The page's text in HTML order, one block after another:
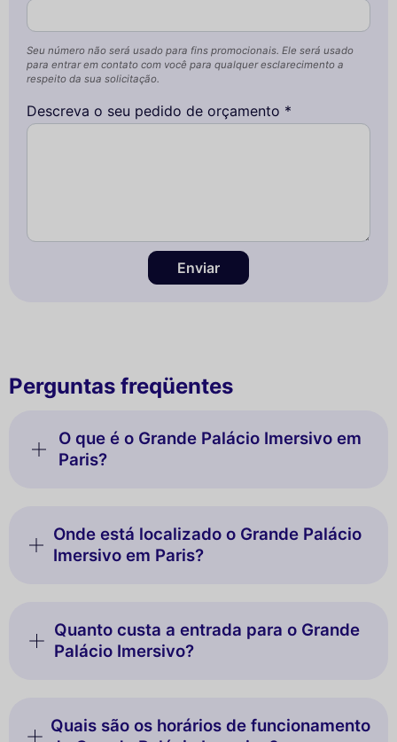
Seu número não será usado para fins promocionais. Ele será usado
para entrar em contato com você para qualquer esclarecimento a
respeito da sua solicitação.
Descreva o seu pedido de orçamento *
Enviar
Perguntas freqüentes
O que é o Grande Palácio Imersivo em
Paris?
Onde está localizado o Grande Palácio
Imersivo em Paris?
Quanto custa a entrada para o Grande
Palácio Imersivo?
Quais são os horários de funcionamento